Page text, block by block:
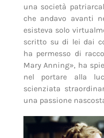
una società
che andavo avanti
esisteva solo
scritto su di lei dai
ha permesso di
Mary Anning», ha
nel portare alla
scienziata
una passione